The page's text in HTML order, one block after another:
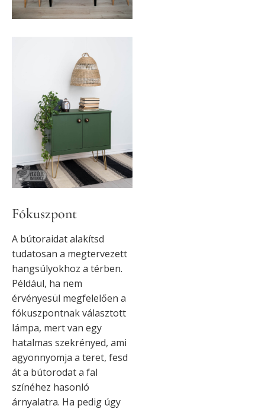
Fókuszpont
A bútoraidat alakítsd
tudatosan a megtervezett
hangsúlyokhoz a térben.
Például, ha nem
érvényesül megfelelően a
fókuszpontnak választott
lámpa, mert van egy
hatalmas szekrényed, ami
agyonnyomja a teret, fesd
át a bútorodat a fal
színéhez hasonló
árnyalatra. Ha pedig úgy